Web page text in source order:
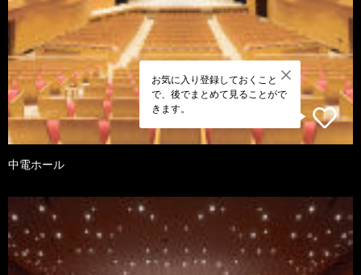
お気に入り登録しておくこと
で、後でまとめて見ることがで
きます。
中電ホール